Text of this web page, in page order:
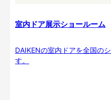
室内ドア展示ショールーム
DAIKENの室内ドアを全国の
す。